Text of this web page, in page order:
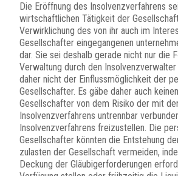
Die Eröffnung des Insolvenzverfahrens
wirtschaftlichen Tätigkeit der
Verwirklichung des von ihr auch im
Gesellschafter eingegangenen
dar. Sie sei deshalb gerade nicht nur die
Verwaltung durch den
daher nicht der Einflussmöglichkeit der
Gesellschafter. Es gäbe daher auch
Gesellschafter von dem Risiko der mit
Insolvenzverfahrens untrennbar
Insolvenzverfahrens freizustellen. Die
Gesellschafter könnten die Entstehung
zulasten der Gesellschaft vermeiden,
Deckung der Gläubigerforderungen